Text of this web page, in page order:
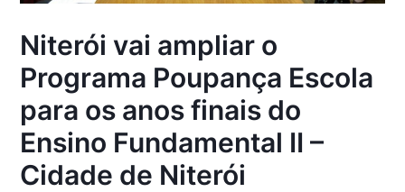
Niterói vai ampliar o
Programa Poupança Escola
para os anos finais do
Ensino Fundamental II –
Cidade de Niterói